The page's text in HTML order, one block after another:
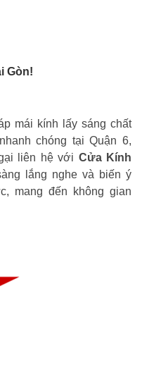
Gòn!
mái kính lấy sáng chất
chóng tại Quận 6,
liên hệ với Cửa Kính
lắng nghe và biến ý
mang đến không gian